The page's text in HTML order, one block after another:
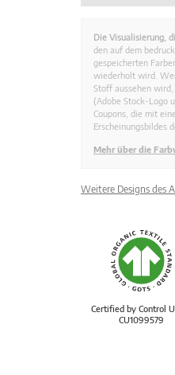
Die Visualisierung,
den auf dem
gespeicherten
wiederholt wird.
Stoff aussehen
(Adobe Stock-Logo
Coupons, die mit
Erscheinungsbildes
Mehr über die
Weitere Designs des
Certified by Control
CU1099579